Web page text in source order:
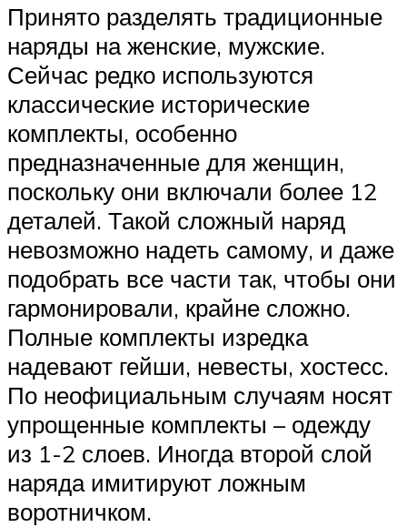
Принято разделять традиционные
наряды на женские, мужские.
Сейчас редко используются
классические исторические
комплекты, особенно
предназначенные для женщин,
поскольку они включали более 12
деталей. Такой сложный наряд
невозможно надеть самому, и даже
подобрать все части так, чтобы они
гармонировали, крайне сложно.
Полные комплекты изредка
надевают гейши, невесты, хостесс.
По неофициальным случаям носят
упрощенные комплекты – одежду
из 1-2 слоев. Иногда второй слой
наряда имитируют ложным
воротничком.